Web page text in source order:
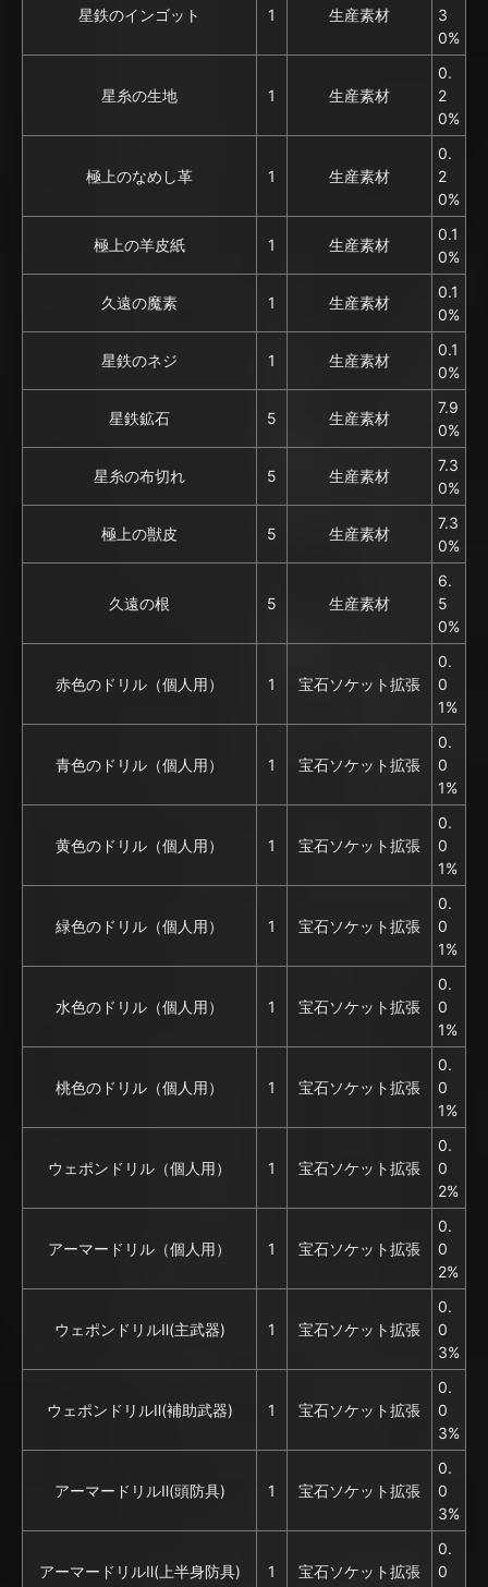
星鉄のインゴット 1 生産素材
3
0%
星糸の生地 1 生産素材
0.
2
0%
極上のなめし革 1 生産素材
0.
2
0%
極上の羊皮紙 1 生産素材
0.1
0%
久遠の魔素 1 生産素材
0.1
0%
星鉄のネジ 1 生産素材
0.1
0%
星鉄鉱石 5 生産素材
7.9
0%
星糸の布切れ 5 生産素材
7.3
0%
極上の獣皮 5 生産素材
7.3
0%
久遠の根 5 生産素材
6.
5
0%
赤色のドリル（個人用） 1 宝石ソケット拡張
0.
0
1%
青色のドリル（個人用） 1 宝石ソケット拡張
0.
0
1%
黄色のドリル（個人用） 1 宝石ソケット拡張
0.
0
1%
緑色のドリル（個人用） 1 宝石ソケット拡張
0.
0
1%
水色のドリル（個人用） 1 宝石ソケット拡張
0.
0
1%
桃色のドリル（個人用） 1 宝石ソケット拡張
0.
0
1%
ウェポンドリル（個人用） 1 宝石ソケット拡張
0.
0
2%
アーマードリル（個人用） 1 宝石ソケット拡張
0.
0
2%
ウェポンドリルⅡ(主武器) 1 宝石ソケット拡張
0.
0
3%
ウェポンドリルⅡ(補助武器) 1 宝石ソケット拡張
0.
0
3%
アーマードリルⅡ(頭防具) 1 宝石ソケット拡張
0.
0
3%
アーマードリルⅡ(上半身防具) 1 宝石ソケット拡張
0.
0